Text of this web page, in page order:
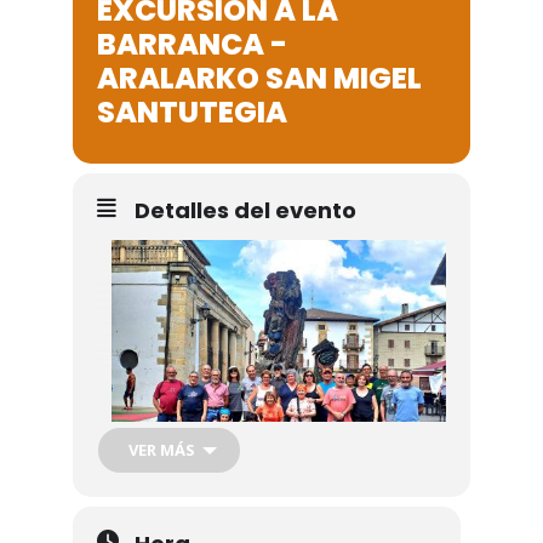
Noticias
Galería
Contacto
EXCURSION A LA
BARRANCA -
ARALARKO SAN MIGEL
SANTUTEGIA
Detalles del evento
VER MÁS